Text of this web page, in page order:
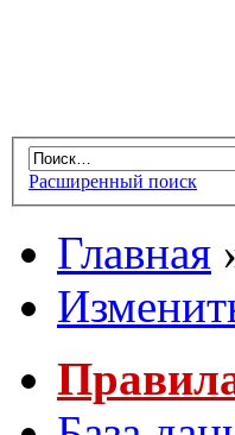
Расширенный поиск
Главная